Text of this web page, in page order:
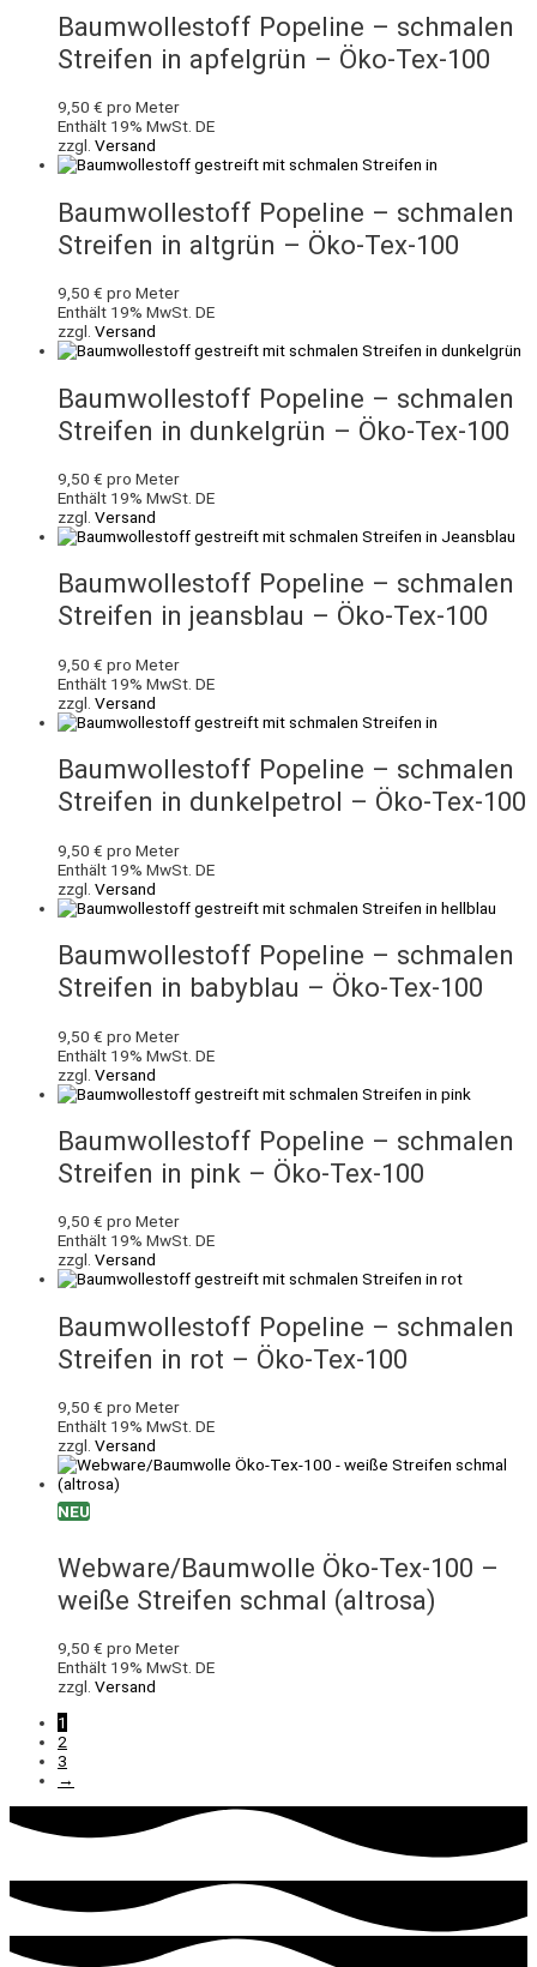
Baumwollestoff Popeline – schmalen
Streifen in apfelgrün – Öko-Tex-100
9,50 € pro Meter
Enthält 19% MwSt. DE
zzgl. Versand
Baumwollestoff Popeline – schmalen
Streifen in altgrün – Öko-Tex-100
9,50 € pro Meter
Enthält 19% MwSt. DE
zzgl. Versand
Baumwollestoff Popeline – schmalen
Streifen in dunkelgrün – Öko-Tex-100
9,50 € pro Meter
Enthält 19% MwSt. DE
zzgl. Versand
Baumwollestoff Popeline – schmalen
Streifen in jeansblau – Öko-Tex-100
9,50 € pro Meter
Enthält 19% MwSt. DE
zzgl. Versand
Baumwollestoff Popeline – schmalen
Streifen in dunkelpetrol – Öko-Tex-100
9,50 € pro Meter
Enthält 19% MwSt. DE
zzgl. Versand
Baumwollestoff Popeline – schmalen
Streifen in babyblau – Öko-Tex-100
9,50 € pro Meter
Enthält 19% MwSt. DE
zzgl. Versand
Baumwollestoff Popeline – schmalen
Streifen in pink – Öko-Tex-100
9,50 € pro Meter
Enthält 19% MwSt. DE
zzgl. Versand
Baumwollestoff Popeline – schmalen
Streifen in rot – Öko-Tex-100
9,50 € pro Meter
Enthält 19% MwSt. DE
zzgl. Versand
NEU
Webware/Baumwolle Öko-Tex-100 –
weiße Streifen schmal (altrosa)
9,50 € pro Meter
Enthält 19% MwSt. DE
zzgl. Versand
1
2
3
→